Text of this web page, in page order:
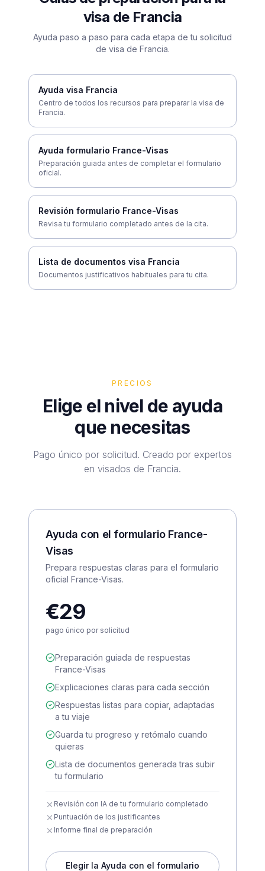
visa de Francia
Ayuda paso a paso para cada etapa de tu solicitud
de visa de Francia.
Ayuda visa Francia
Centro de todos los recursos para preparar la visa de
Francia.
Ayuda formulario France-Visas
Preparación guiada antes de completar el formulario
oficial.
Revisión formulario France-Visas
Revisa tu formulario completado antes de la cita.
Lista de documentos visa Francia
Documentos justificativos habituales para tu cita.
PRECIOS
Elige el nivel de ayuda
que necesitas
Pago único por solicitud. Creado por expertos
en visados de Francia.
Ayuda con el formulario France-
Visas
Prepara respuestas claras para el formulario
oficial France-Visas.
€29
pago único por solicitud
Preparación guiada de respuestas
France-Visas
Explicaciones claras para cada sección
Respuestas listas para copiar, adaptadas
a tu viaje
Guarda tu progreso y retómalo cuando
quieras
Lista de documentos generada tras subir
tu formulario
Revisión con IA de tu formulario completado
Puntuación de los justificantes
Informe final de preparación
Elegir la Ayuda con el formulario